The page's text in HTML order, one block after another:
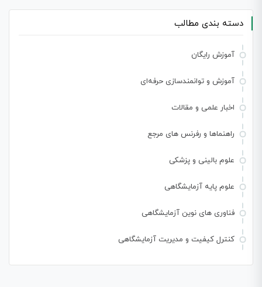
دسته بندی مطالب
آموزش رایگان
آموزش و توانمندسازی حرفه‌ای
اخبار علمی و مقالات
راهنماها و رفرنس های مرجع
علوم بالینی و پزشکی
علوم پایه آزمایشگاهی
فناوری های نوین آزمایشگاهی
کنترل کیفیت و مدیریت آزمایشگاهی